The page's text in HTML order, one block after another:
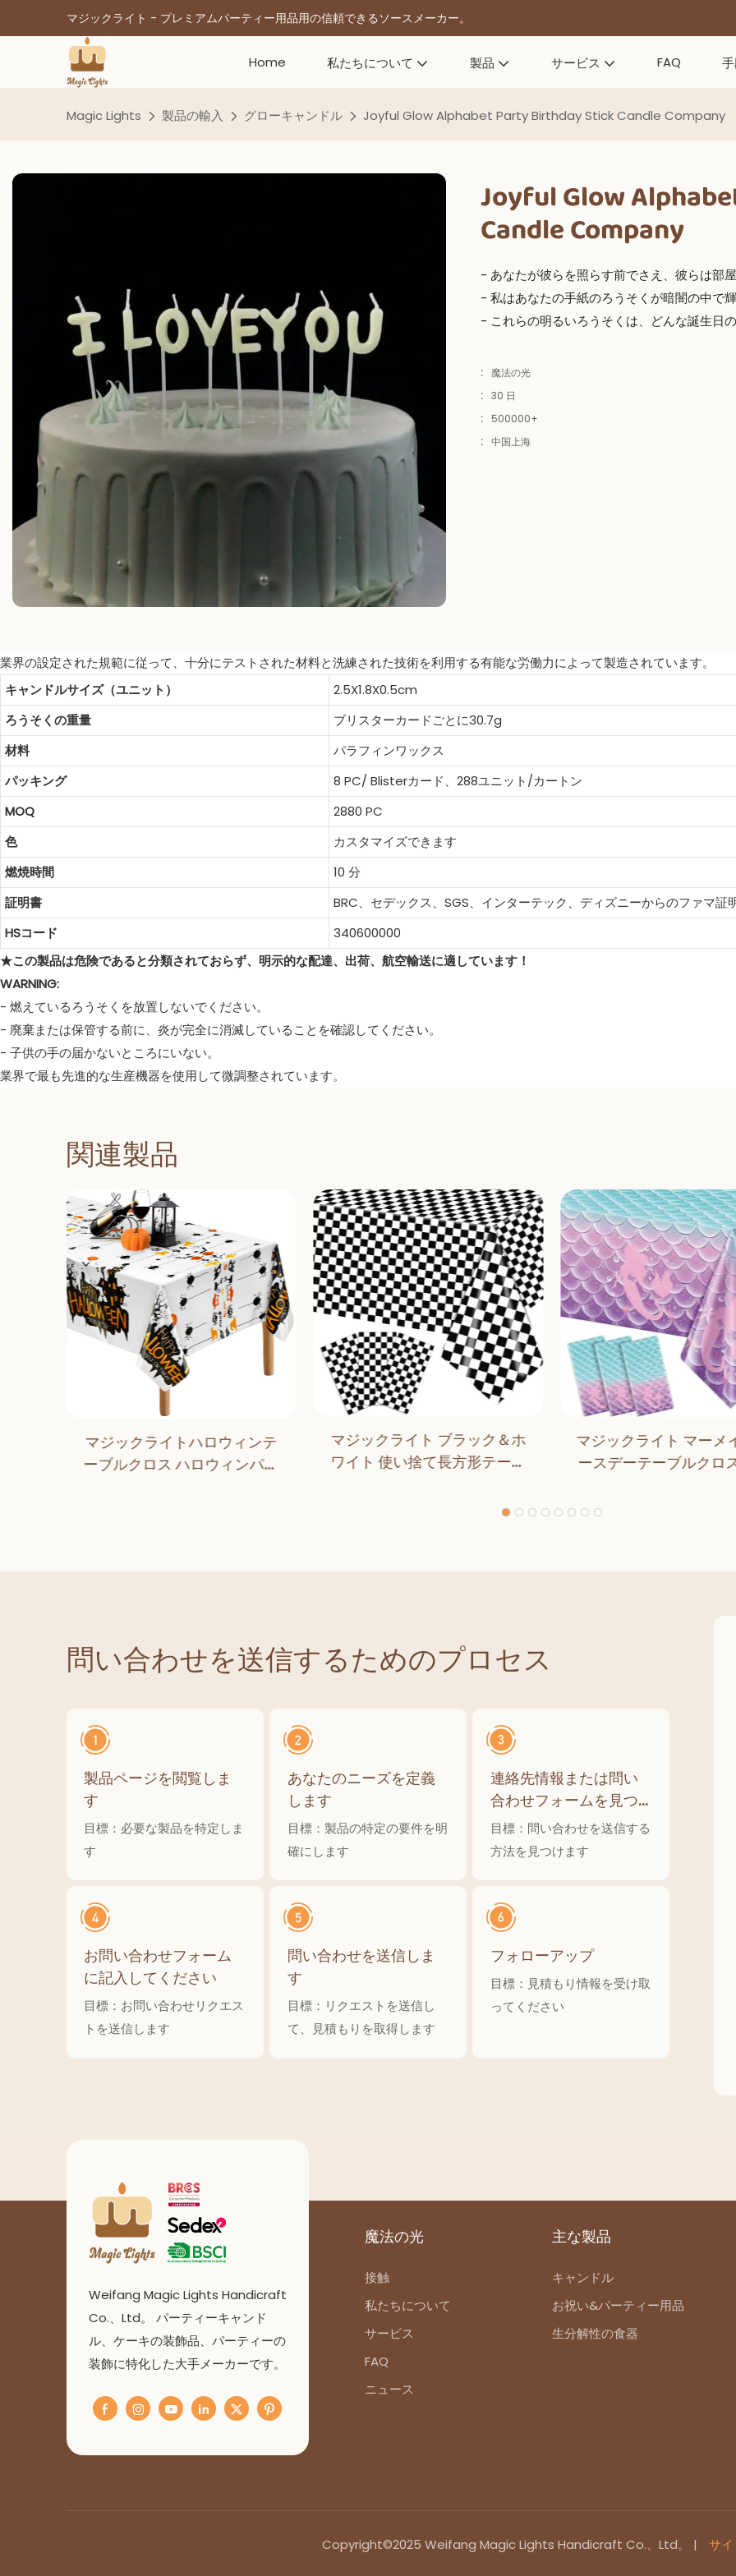
マジックライト - プレミアムパーティー用品用の信頼できるソースメーカー。
Home 私たちについて 製品 サービス FAQ
Magic Lights 製品の輸入 グローキャンドル Joyful Glow Alphabet Party Birthday Stick Candle Company
Joyful Glow
Candle Company
- あなたが彼らを照らす前でさえ、彼らは部
- 私はあなたの手紙のろうそくが暗闇の中で
- これらの明るいろうそくは、どんな誕生日
:
魔法の光
: 30 日
:
500000+
: 中国上海
業界の設定された規範に従って、十分にテストされた材料と洗練された技術を利用する有能な労働力によって製造されています。
キャンドルサイズ（ユニット）
2.5X1.8X0.5cm
ろうそくの重量
ブリスターカードごとに30.7g
材料
パラフィンワックス
パッキング
8 PC/ Blisterカード、288ユニット/カートン
MOQ
2880 PC
色
カスタマイズできます
燃焼時間
10 分
証明書
BRC、セデックス、SGS、インターテック、ディズニーからのファマ証
HSコード
340600000
★この製品は危険であると分類されておらず、明示的な配達、出荷、航空輸送に適しています！
WARNING:
- 燃えているろうそくを放置しないでください。
- 廃棄または保管する前に、炎が完全に消滅していることを確認してください。
- 子供の手の届かないところにいない。
業界で最も先進的な生産機器を使用して微調整されています。
関連製品
マジックライトハロウィンテ
ーブルクロス ハロウィンパー
マジックライト ブラック＆ホ
ワイト 使い捨て長方形テーブ
ーティー クラシックチェッカ
マジックライト マーメ
ースデーテーブルクロ
問い合わせを送信するためのプロセス
製品ページを閲覧しま
す
目標：必要な製品を特定しま
す
あなたのニーズを定義
します
目標：製品の特定の要件を明
確にします
連絡先情報または問い
合わせフォームを見つ
けます
目標：問い合わせを送信する
方法を見つけます
お問い合わせフォーム
に記入してください
目標：お問い合わせリクエス
トを送信します
問い合わせを送信しま
す
目標：リクエストを送信し
て、見積もりを取得します
フォローアップ
目標：見積もり情報を受け取
ってください
Weifang Magic Lights Handicraft
Co.、Ltd。 パーティーキャンド
ル、ケーキの装飾品、パーティーの
装飾に特化した大手メーカーです。
魔法の光
接触
私たちについて
サービス
FAQ
ニュース
主な製品
キャンドル
お祝い&パーティー用品
生分解性の食器
Copyright©2025 Weifang Magic Lights Handicraft Co.、Ltd。 | サ